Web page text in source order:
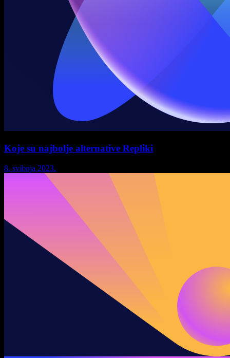
Koje su najbolje alternative Repliki
8. svibnja 2023.